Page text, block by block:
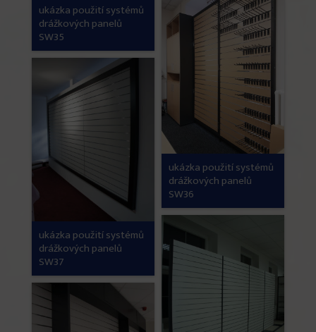
ukázka použití systémů
drážkových panelů
SW35
ukázka použití systémů
drážkových panelů
SW36
ukázka použití systémů
drážkových panelů
SW37